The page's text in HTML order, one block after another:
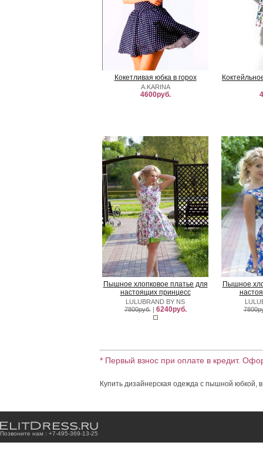
Кокетливая юбка в горох
A.KARINA
4600руб.
Пышное хлопковое платье для
настоящих принцесс
LULUBRAND BY NS
7800руб.| 6240руб.
Пышное
* Первый взнос при оплате в кредит.
Купить дизайнерская одежда с пышной юбкой,
Позвоните нам : +7-495-369-13-25